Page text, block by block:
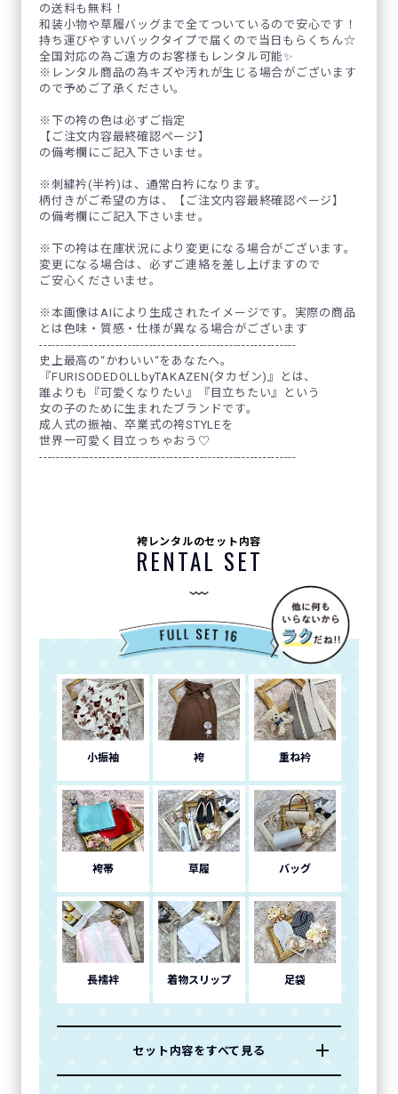
の送料も無料！
和装小物や草履バッグまで全てついているので安心です！
持ち運びやすいバックタイプで届くので当日もらくちん☆
全国対応の為ご遠方のお客様もレンタル可能✨
※レンタル商品の為キズや汚れが生じる場合がございます
ので予めご了承ください。
※下の袴の色は必ずご指定
【ご注文内容最終確認ページ】
の備考欄にご記入下さいませ。
※刺繍衿(半衿)は、通常白衿になります。
柄付きがご希望の方は、【ご注文内容最終確認ページ】
の備考欄にご記入下さいませ。
※下の袴は在庫状況により変更になる場合がございます。
変更になる場合は、必ずご連絡を差し上げますので
ご安心くださいませ。
※本画像はAIにより生成されたイメージです。実際の商品
とは色味・質感・仕様が異なる場合がございます
-------------------------------------------------------------
史上最高の“かわいい“をあなたへ。
『FURISODEDOLLbyTAKAZEN(タカゼン)』とは、
誰よりも『可愛くなりたい』『目立ちたい』という
女の子のために生まれたブランドです。
成人式の振袖、卒業式の袴STYLEを
世界一可愛く目立っちゃおう♡
-------------------------------------------------------------
袴レンタルのセット内容
RENTAL SET
小振袖 袴 重ね衿
袴帯 草履 バッグ
長襦袢 着物スリップ 足袋
セット内容をすべて見る